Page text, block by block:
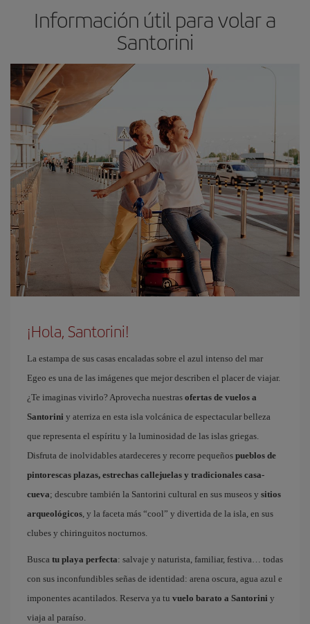
Información útil para volar a
Santorini
¡Hola, Santorini!
La estampa de sus casas encaladas sobre el azul intenso del mar
Egeo es una de las imágenes que mejor describen el placer de viajar.
¿Te imaginas vivirlo? Aprovecha nuestras ofertas de vuelos a
Santorini y aterriza en esta isla volcánica de espectacular belleza
que representa el espíritu y la luminosidad de las islas griegas.
Disfruta de inolvidables atardeceres y recorre pequeños pueblos de
pintorescas plazas, estrechas callejuelas y tradicionales casa-
cueva; descubre también la Santorini cultural en sus museos y sitios
arqueológicos, y la faceta más “cool” y divertida de la isla, en sus
clubes y chiringuitos nocturnos.
Busca tu playa perfecta: salvaje y naturista, familiar, festiva… todas
con sus inconfundibles señas de identidad: arena oscura, agua azul e
imponentes acantilados. Reserva ya tu vuelo barato a Santorini y
viaja al paraíso.